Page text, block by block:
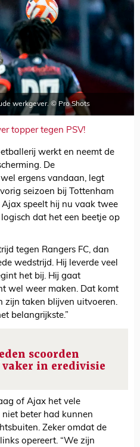
werkgever. © Pro Shots
topper tegen PSV!
werkt en neemt de
De
ergens vandaan, legt
seizoen bij Tottenham
speelt hij nu vaak twee
dat het een beetje op
tegen Rangers FC, dan
wedstrijd. Hij leverde veel
het bij. Hij gaat
wel weer maken. Dat komt
zijn taken blijven uitvoeren.
belangrijkste.”
scoorden
in eredivisie
of Ajax het vele
beter had kunnen
Zeker omdat de
opereert. “We zijn